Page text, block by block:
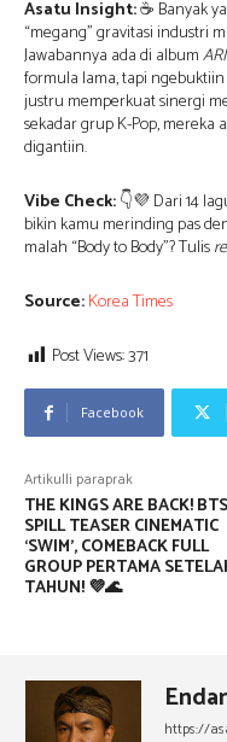
Asatu Insight:☕ Banyak
“megang” gravitasi industri
Jawabannya ada di album
formula lama, tapi
justru memperkuat sinergi
sekadar grup K-Pop, mereka
digantiin.
Vibe Check:👇💜 Dari 14
bikin kamu merinding pas
malah “Body to Body”? Tulis
Source:Korea Times
Post Views:371
Facebook
Artikulli paraprak
THE KINGS ARE BACK! BTS
SPILL TEASER CINEMATIC
‘SWIM’, COMEBACK FULL
GROUP PERTAMA
TAHUN! 💜🌊
https://